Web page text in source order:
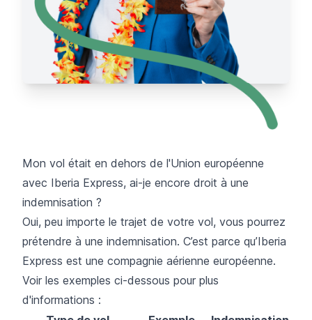
Mon vol était en dehors de l'Union européenne
avec Iberia Express, ai-je encore droit à une
indemnisation ?
Oui, peu importe le trajet de votre vol, vous pourrez
prétendre à une indemnisation. C’est parce qu’Iberia
Express est une compagnie aérienne européenne.
Voir les exemples ci-dessous pour plus
d'informations :